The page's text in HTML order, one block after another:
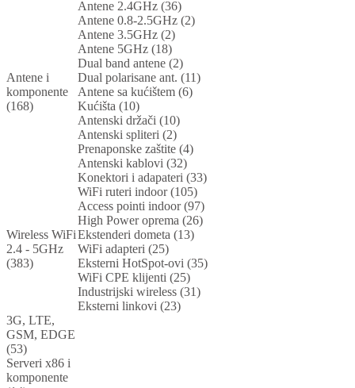
Antene i
komponente
(168)
Antene 2.4GHz (36)
Antene 0.8-2.5GHz (2)
Antene 3.5GHz (2)
Antene 5GHz (18)
Dual band antene (2)
Dual polarisane ant. (11)
Antene sa kućištem (6)
Kućišta (10)
Antenski držači (10)
Antenski spliteri (2)
Prenaponske zaštite (4)
Antenski kablovi (32)
Konektori i adapateri (33)
Wireless WiFi
2.4 - 5GHz
(383)
WiFi ruteri indoor (105)
Access pointi indoor (97)
High Power oprema (26)
Ekstenderi dometa (13)
WiFi adapteri (25)
Eksterni HotSpot-ovi (35)
WiFi CPE klijenti (25)
Industrijski wireless (31)
Eksterni linkovi (23)
3G, LTE,
GSM, EDGE
(53)
Serveri x86 i
komponente